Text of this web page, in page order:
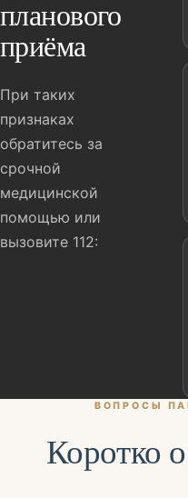
планового
приёма
При таких
признаках
обратитесь за
срочной
медицинской
помощью или
вызовите 112:
ВОПРОСЫ
Коротко